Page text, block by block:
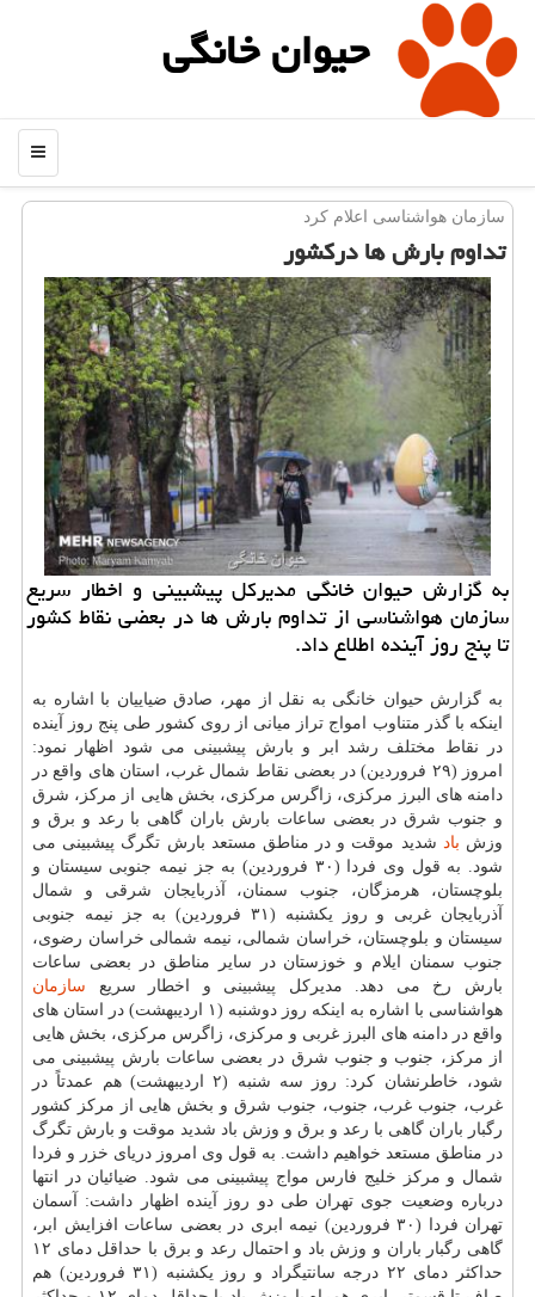
حیوان خانگی
منو
سازمان هواشناسی اعلام كرد
تداوم بارش ها دركشور
به گزارش حیوان خانگی مدیركل پیشبینی و اخطار سریع
سازمان هواشناسی از تداوم بارش ها در بعضی نقاط كشور
تا پنج روز آینده اطلاع داد.
به گزارش حیوان خانگی به نقل از مهر، صادق ضیاییان با اشاره به
اینكه با گذر متناوب امواج تراز میانی از روی كشور طی پنج روز آینده
در نقاط مختلف رشد ابر و بارش پیشبینی می شود اظهار نمود:
امروز (۲۹ فروردین) در بعضی نقاط شمال غرب، استان های واقع در
دامنه های البرز مركزی، زاگرس مركزی، بخش هایی از مركز، شرق
و جنوب شرق در بعضی ساعات بارش باران گاهی با رعد و برق و
وزش باد شدید موقت و در مناطق مستعد بارش تگرگ پیشبینی می
شود. به قول وی فردا (۳۰ فروردین) به جز نیمه جنوبی سیستان و
بلوچستان، هرمزگان، جنوب سمنان، آذربایجان شرقی و شمال
آذربایجان غربی و روز یكشنبه (۳۱ فروردین) به جز نیمه جنوبی
سیستان و بلوچستان، خراسان شمالی، نیمه شمالی خراسان رضوی،
جنوب سمنان ایلام و خوزستان در سایر مناطق در بعضی ساعات
بارش رخ می دهد. مدیركل پیشبینی و اخطار سریع سازمان
هواشناسی با اشاره به اینكه روز دوشنبه (۱ اردیبهشت) در استان های
واقع در دامنه های البرز غربی و مركزی، زاگرس مركزی، بخش هایی
از مركز، جنوب و جنوب شرق در بعضی ساعات بارش پیشبینی می
شود، خاطرنشان كرد: روز سه شنبه (۲ اردیبهشت) هم عمدتاً در
غرب، جنوب غرب، جنوب، جنوب شرق و بخش هایی از مركز كشور
رگبار باران گاهی با رعد و برق و وزش باد شدید موقت و بارش تگرگ
در مناطق مستعد خواهیم داشت. به قول وی امروز دریای خزر و فردا
شمال و مركز خلیج فارس مواج پیشبینی می شود. ضیائیان در انتها
درباره وضعیت جوی تهران طی دو روز آینده اظهار داشت: آسمان
تهران فردا (۳۰ فروردین) نیمه ابری در بعضی ساعات افزایش ابر،
گاهی رگبار باران و وزش باد و احتمال رعد و برق با حداقل دمای ۱۲
حداكثر دمای ۲۲ درجه سانتیگراد و روز یكشنبه (۳۱ فروردین) هم